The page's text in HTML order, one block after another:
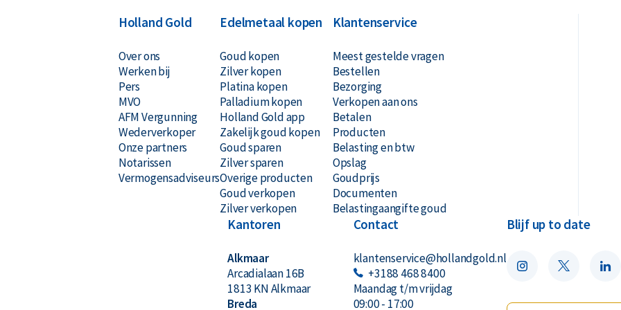
munt. Ook munten die u niet bij ons heeft gekocht kopen wij in. Op onze website onder het
kopje 'verkopen aan ons' kunt u zien wat we voor de munt betalen.
Holland Gold
Over ons
Werken bij
Pers
MVO
AFM Vergunning
Wederverkoper
Onze partners
Notarissen
Vermogensadviseurs
Edelmetaal kopen
Goud kopen
Zilver kopen
Platina kopen
Palladium kopen
Holland Gold app
Zakelijk goud kopen
Goud sparen
Zilver sparen
Overige producten
Goud verkopen
Zilver verkopen
Klantenservice
Meest gestelde vragen
Bestellen
Bezorging
Verkopen aan ons
Betalen
Producten
Belasting en btw
Opslag
Goudprijs
Documenten
Belastingaangifte goud
Kantoren
Alkmaar
Arcadialaan 16B
1813 KN Alkmaar
Breda
Contact
klantenservice@hollandgold.nl
+3188 468 8400
Maandag t/m vrijdag
09:00 - 17:00
Blijf up to date